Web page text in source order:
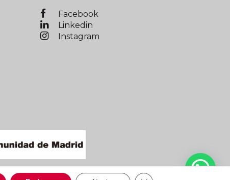
Facebook
Linkedin
Instagram
© 2019 Todos los derechos reservados